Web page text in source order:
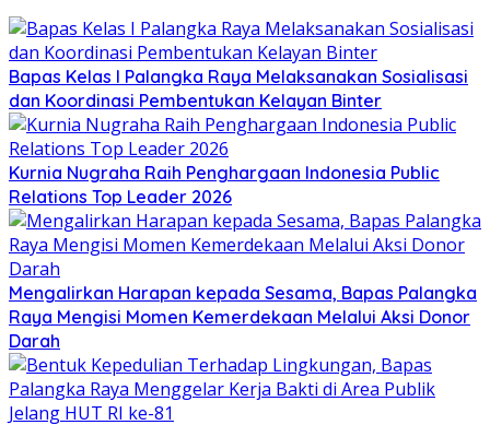
Bapas Kelas I Palangka Raya Melaksanakan Sosialisasi
dan Koordinasi Pembentukan Kelayan Binter
Kurnia Nugraha Raih Penghargaan Indonesia Public
Relations Top Leader 2026
Mengalirkan Harapan kepada Sesama, Bapas Palangka
Raya Mengisi Momen Kemerdekaan Melalui Aksi Donor
Darah